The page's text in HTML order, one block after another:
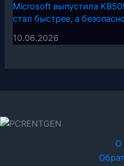
Microsoft выпустила
стал быстрее, а
10.06.2026
О